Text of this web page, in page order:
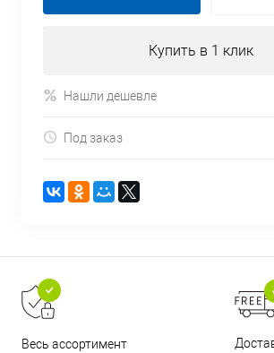
Купить в 1 клик
Нашли дешевле
Под заказ
Весь ассортимент